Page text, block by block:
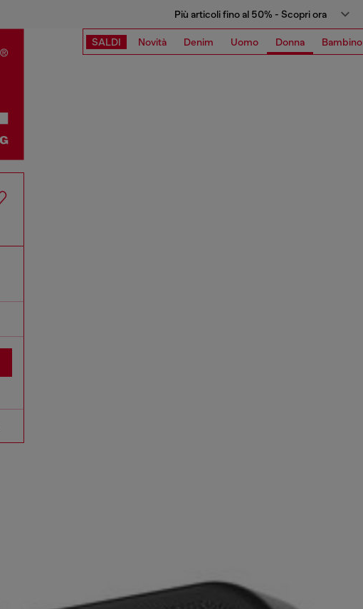
Più articoli fino al 50% - Scopri ora
SALDI Novità Denim Uomo Donna Bambino